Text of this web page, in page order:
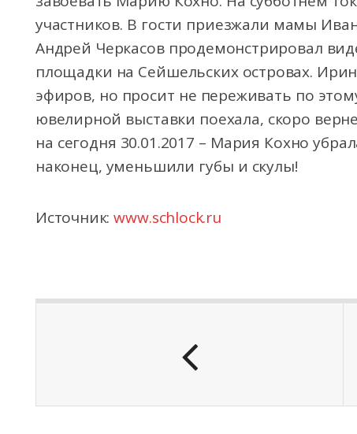
участников. В гости приезжали мамы
Андрей Черкасов продемонстрировал
площадки на Сейшельских островах.
эфиров, но просит не переживать по
ювелирной выставки поехала, скоро
на сегодня 30.01.2017 – Мария Кохно
наконец, уменьшили губы и скулы!
Источник:www.schlock.ru